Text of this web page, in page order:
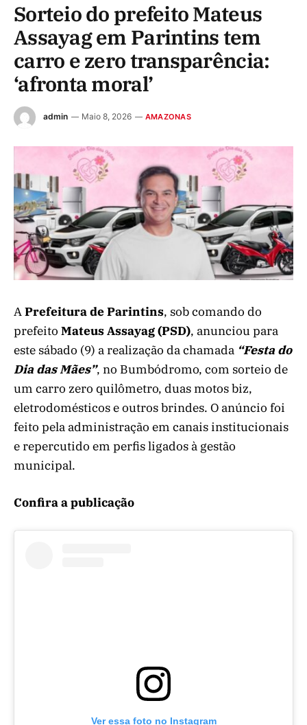
Sorteio do prefeito Mateus
Assayag em Parintins tem
carro e zero transparência:
‘afronta moral’
admin Maio 8, 2026 AMAZONAS
APrefeitura de Parintins, sob comando do
prefeito Mateus Assayag (PSD), anunciou para
este sábado (9) a realização da chamada “Festa do
Dia das Mães”, no Bumbódromo, com sorteio de
um carro zero quilômetro, duas motos biz,
eletrodomésticos e outros brindes. O anúncio foi
feito pela administração em canais institucionais
e repercutido em perfis ligados à gestão
municipal.
Confira a publicação
Ver essa foto no Instagram